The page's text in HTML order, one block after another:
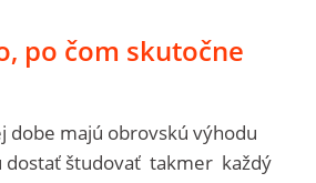
po čom skutočne
dobe majú obrovskú výhodu
dostať študovať takmer každý